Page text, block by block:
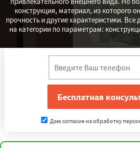
конструкция, материал, из которого
прочность и другие характеристики.
на категории по параметрам:
Даю согласие на обработку